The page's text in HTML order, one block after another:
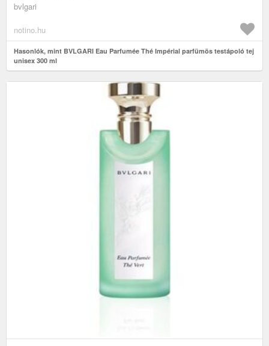
bvlgari
notino.hu
Hasonlók, mint BVLGARI Eau Parfumée Thé Impérial parfümös testápoló tej
unisex 300 ml